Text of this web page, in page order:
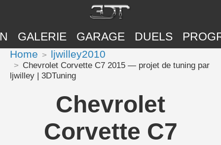
GALERIE GARAGE DUELS
Home ljwilley2010
Chevrolet Corvette C7 2015 — projet de tuning par
ljwilley | 3DTuning
Chevrolet
Corvette C7